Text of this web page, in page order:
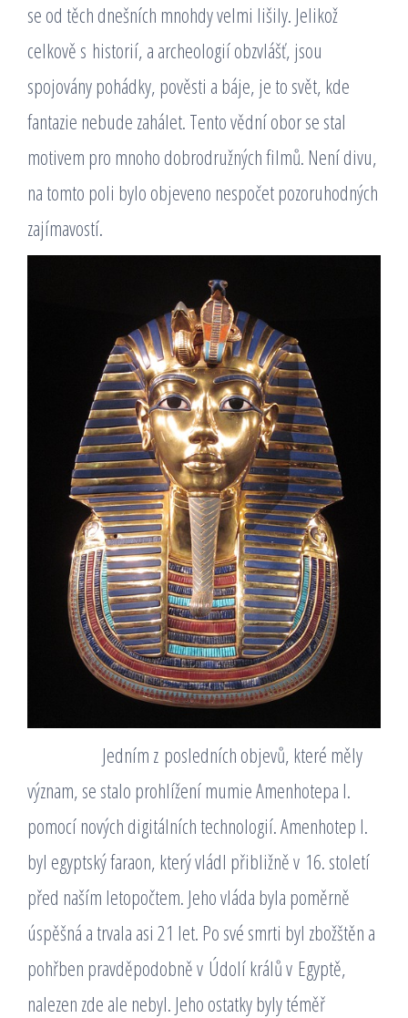
se od těch dnešních mnohdy velmi lišily. Jelikož
celkově s historií, a archeologií obzvlášť, jsou
spojovány pohádky, pověsti a báje, je to svět, kde
fantazie nebude zahálet. Tento vědní obor se stal
motivem pro mnoho dobrodružných filmů. Není divu,
na tomto poli bylo objeveno nespočet pozoruhodných
zajímavostí.
Jedním z posledních objevů, které měly
význam, se stalo prohlížení mumie Amenhotepa I.
pomocí nových digitálních technologií. Amenhotep I.
byl egyptský faraon, který vládl přibližně v 16. století
před naším letopočtem. Jeho vláda byla poměrně
úspěšná a trvala asi 21 let. Po své smrti byl zbožštěn a
pohřben pravděpodobně v Údolí králů v Egyptě,
nalezen zde ale nebyl. Jeho ostatky byly téměř